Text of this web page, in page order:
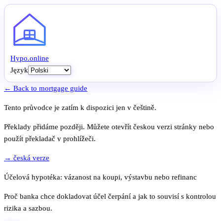
Hypo.online
Język
← Back to mortgage guide
Tento průvodce je zatím k dispozici jen v češtině.
Překlady přidáme později. Můžete otevřít českou verzi stránky nebo
použít překladač v prohlížeči.
→ česká verze
Účelová hypotéka: vázanost na koupi, výstavbu nebo refinanc
Proč banka chce dokladovat účel čerpání a jak to souvisí s kontrolou
rizika a sazbou.